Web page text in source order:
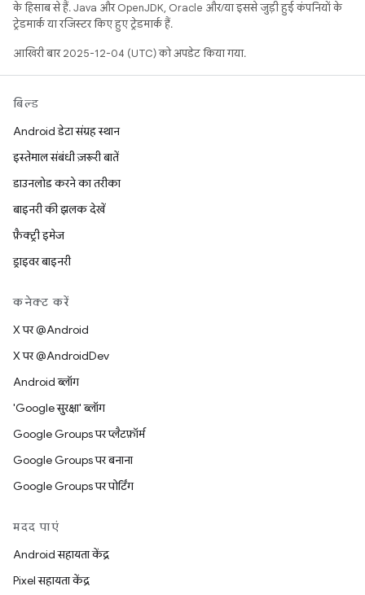
के हिसाब से हैं. Java और OpenJDK, Oracle और/या इससे जुड़ी हुई कंपनियों के
ट्रेडमार्क या रजिस्टर किए हुए ट्रेडमार्क हैं.
आखिरी बार 2025-12-04 (UTC) को अपडेट किया गया.
बिल्ड
Android डेटा संग्रह स्थान
इस्तेमाल संबंधी ज़रूरी बातें
डाउनलोड करने का तरीका
बाइनरी की झलक देखें
फ़ैक्ट्री इमेज
ड्राइवर बाइनरी
कनेक्ट करें
X पर @Android
X पर @AndroidDev
Android ब्लॉग
'Google सुरक्षा' ब्लॉग
Google Groups पर प्लैटफ़ॉर्म
Google Groups पर बनाना
Google Groups पर पोर्टिंग
मदद पाएं
Android सहायता केंद्र
Pixel सहायता केंद्र